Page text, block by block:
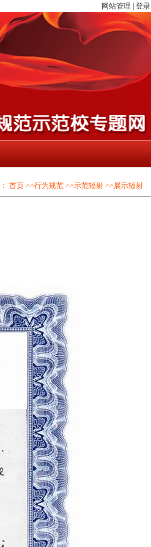
网站管理 登录
首页 >>行为规范 >>示范辐射 >>展示辐射